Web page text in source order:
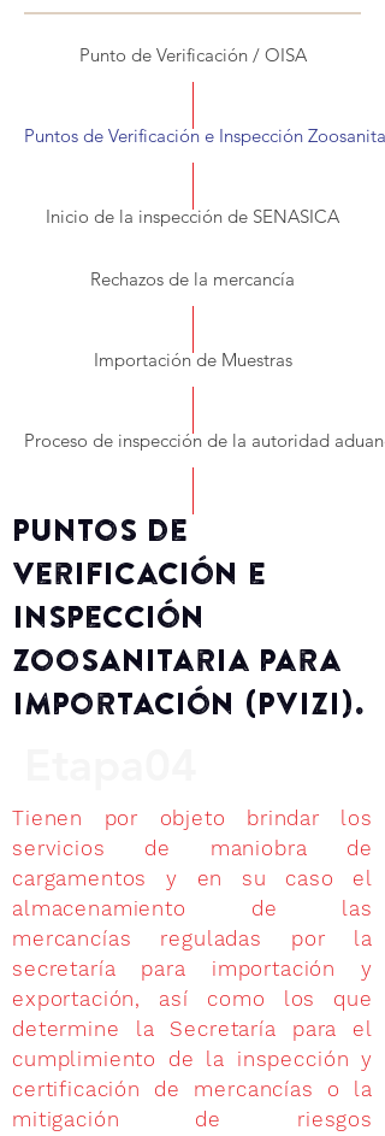
Punto de Verificación / OISA
Puntos de Verificación e Inspección
Inicio de la inspección de SENASICA
Rechazos de la mercancía
Importación de Muestras
Proceso de inspección de la autoridad
Puntos de
Verificación e
Inspección
Zoosanitaria para
Importación (PVIZI).
Tienen por objeto brindar los
servicios de maniobra de
cargamentos y en su caso el
almacenamiento de las
mercancías reguladas por la
secretaría para importación y
exportación, así como los que
determine la Secretaría para el
cumplimiento de la inspección y
certificación de mercancías o la
mitigación de riesgos